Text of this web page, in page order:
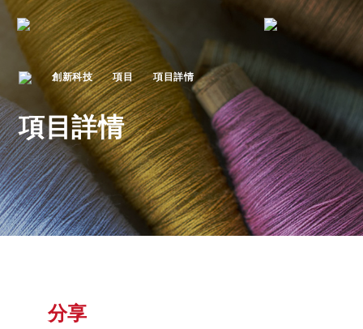
創新科技 項目 項目詳情
項目詳情
分享